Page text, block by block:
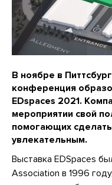
В ноябре в
конференция
EDspaces 2021.
мероприятии свой
помогающих
увлекательным.
Выставка EDSpaces
Association в 1996